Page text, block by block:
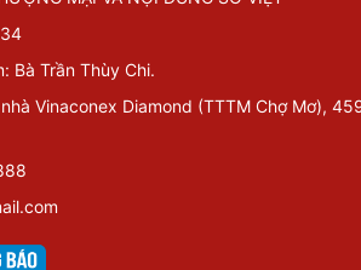
Bà Trần Thùy Chi.
Vinaconex Diamond (TTTM Chợ Mơ),